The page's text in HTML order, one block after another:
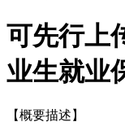
可先行上
业生就业
【概要描述】